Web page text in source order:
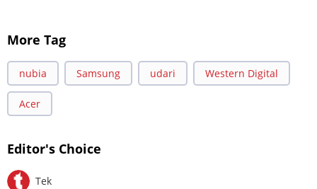
More Tag
nubia Samsung udari Western Digital
Acer
Editor's Choice
Tek